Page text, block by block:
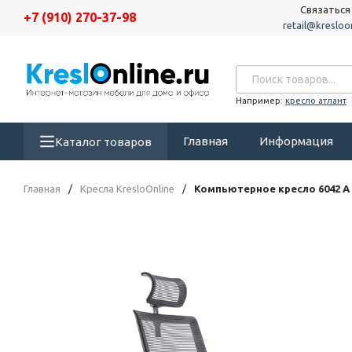
+7 (910) 270-37-98
Например: кресло атлант
Каталог товаров Главная Информация
Главная / Кресла KresloOnline / Компьютерное кресло 6042